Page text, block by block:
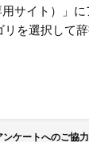
サイト）」に
を選択して
ンケートへのご協